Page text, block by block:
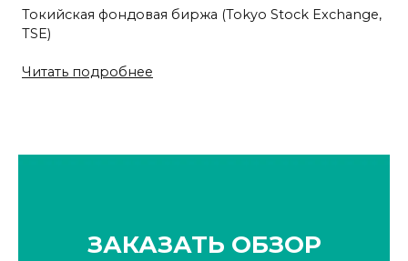
Токийская фондовая биржа (Tokyo Stock Exchange,
TSE)
Читать подробнее
ЗАКАЗАТЬ ОБЗОР